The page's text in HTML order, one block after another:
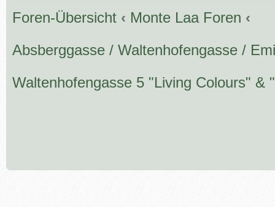
Foren-Übersicht ‹ Monte Laa Foren ‹
Absberggasse / Waltenhofengasse /
Waltenhofengasse 5 "Living Colours" &